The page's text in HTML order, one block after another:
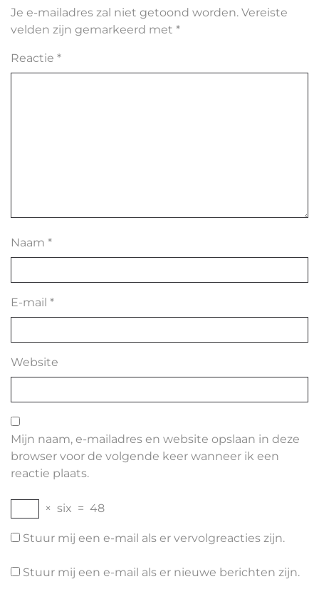
Je e-mailadres zal niet getoond worden. Vereiste
velden zijn gemarkeerd met *
Reactie *
Naam *
E-mail *
Website
Mijn naam, e-mailadres en website opslaan in deze
browser voor de volgende keer wanneer ik een
reactie plaats.
× six = 48
Stuur mij een e-mail als er vervolgreacties zijn.
Stuur mij een e-mail als er nieuwe berichten zijn.